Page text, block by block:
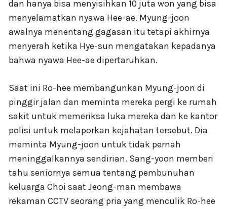
dan hanya bisa menyisihkan 10 juta won yang bisa
menyelamatkan nyawa Hee-ae. Myung-joon
awalnya menentang gagasan itu tetapi akhirnya
menyerah ketika Hye-sun mengatakan kepadanya
bahwa nyawa Hee-ae dipertaruhkan.
Saat ini Ro-hee membangunkan Myung-joon di
pinggir jalan dan meminta mereka pergi ke rumah
sakit untuk memeriksa luka mereka dan ke kantor
polisi untuk melaporkan kejahatan tersebut. Dia
meminta Myung-joon untuk tidak pernah
meninggalkannya sendirian. Sang-yoon memberi
tahu seniornya semua tentang pembunuhan
keluarga Choi saat Jeong-man membawa
rekaman CCTV seorang pria yang menculik Ro-hee